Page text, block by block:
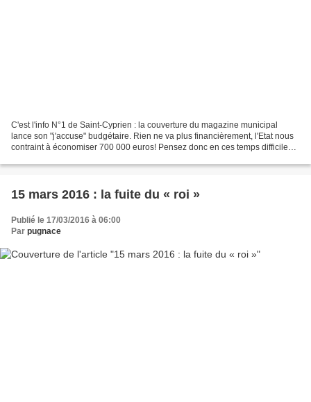
C'est l'info N°1 de Saint-Cyprien : la couverture du magazine municipal
lance son "j'accuse" budgétaire. Rien ne va plus financièrement, l'Etat nous
contraint à économiser 700 000 euros! Pensez donc en ces temps difficiles
15 mars 2016 : la fuite du « roi »
Publié le 17/03/2016 à 06:00
Par pugnace